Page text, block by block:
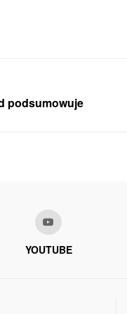
podsumowuje
YOUTUBE